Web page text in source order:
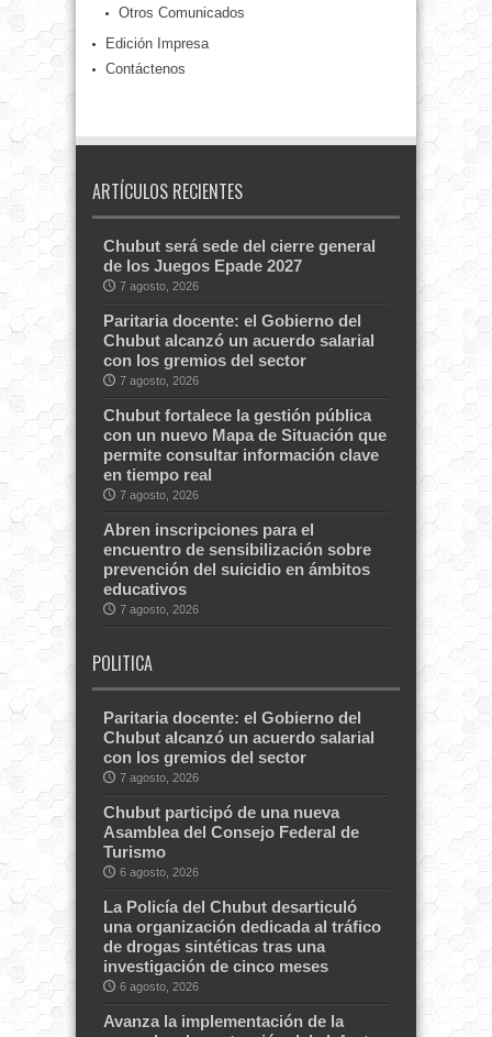
Otros Comunicados
Edición Impresa
Contáctenos
ARTÍCULOS RECIENTES
Chubut será sede del cierre general
de los Juegos Epade 2027
7 agosto, 2026
Paritaria docente: el Gobierno del
Chubut alcanzó un acuerdo salarial
con los gremios del sector
7 agosto, 2026
Chubut fortalece la gestión pública
con un nuevo Mapa de Situación que
permite consultar información clave
en tiempo real
7 agosto, 2026
Abren inscripciones para el
encuentro de sensibilización sobre
prevención del suicidio en ámbitos
educativos
7 agosto, 2026
POLITICA
Paritaria docente: el Gobierno del
Chubut alcanzó un acuerdo salarial
con los gremios del sector
7 agosto, 2026
Chubut participó de una nueva
Asamblea del Consejo Federal de
Turismo
6 agosto, 2026
La Policía del Chubut desarticuló
una organización dedicada al tráfico
de drogas sintéticas tras una
investigación de cinco meses
6 agosto, 2026
Avanza la implementación de la